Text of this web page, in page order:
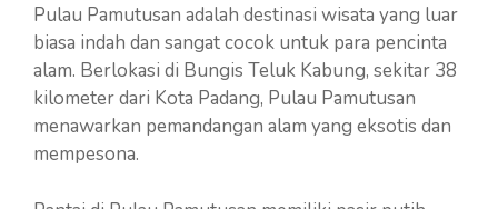
Pulau Pamutusan adalah destinasi wisata yang luar
biasa indah dan sangat cocok untuk para pencinta
alam. Berlokasi di Bungis Teluk Kabung, sekitar 38
kilometer dari Kota Padang, Pulau Pamutusan
menawarkan pemandangan alam yang eksotis dan
mempesona.